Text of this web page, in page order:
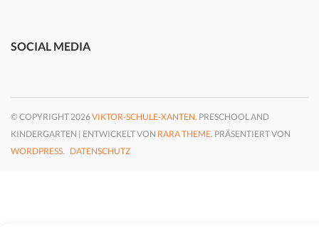
SOCIAL MEDIA
© COPYRIGHT 2026VIKTOR-SCHULE-XANTEN. PRESCHOOL AND
KINDERGARTEN | ENTWICKELT VON RARA THEME. PRÄSENTIERT VON
WORDPRESS. DATENSCHUTZ